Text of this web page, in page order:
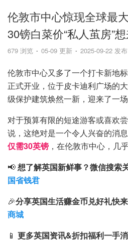
伦敦市中心惊现全球最
30镑白菜价“私人茧房”
679 浏览 05-09 更新 2025-09-22 发布
伦敦市中心又多了一个打卡新
正式开业，位于皮卡迪利广场的
级保护建筑焕然一新，迎来了一场
对于预算有限的短途游客或喜欢
说，这绝对是一个令人兴奋的消息
仅需30英镑 ，在伦敦市中心，几
📢想了解英国新鲜事？微信搜索
国省钱君
🎉分享英国生活赚金币兑好礼快来
商城
📱 更多英国资讯&折扣福利一手消